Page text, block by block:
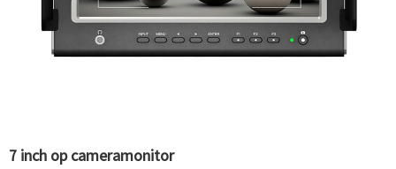
7 inch op cameramonitor